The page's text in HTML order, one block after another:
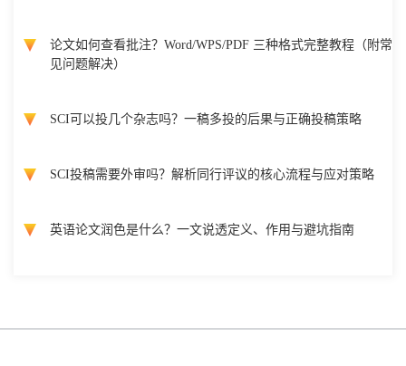
论文如何查看批注？Word/WPS/PDF 三种格式完整教程（附常
见问题解决）
SCI可以投几个杂志吗？一稿多投的后果与正确投稿策略
SCI投稿需要外审吗？解析同行评议的核心流程与应对策略
英语论文润色是什么？一文说透定义、作用与避坑指南